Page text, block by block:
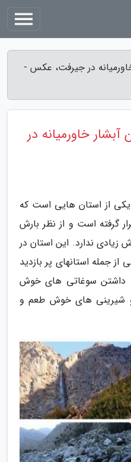
خاورمیانه در جیرفت، عکس -
آبشار خاورمیانه در
یکی از استان هایی است که
گرفته است و از نظر بارش
زیادی ندارد. این استان در
جمله استانهای پر بازدید
داشتن سوغاتی های خوش
شیرینی های خوش طعم و